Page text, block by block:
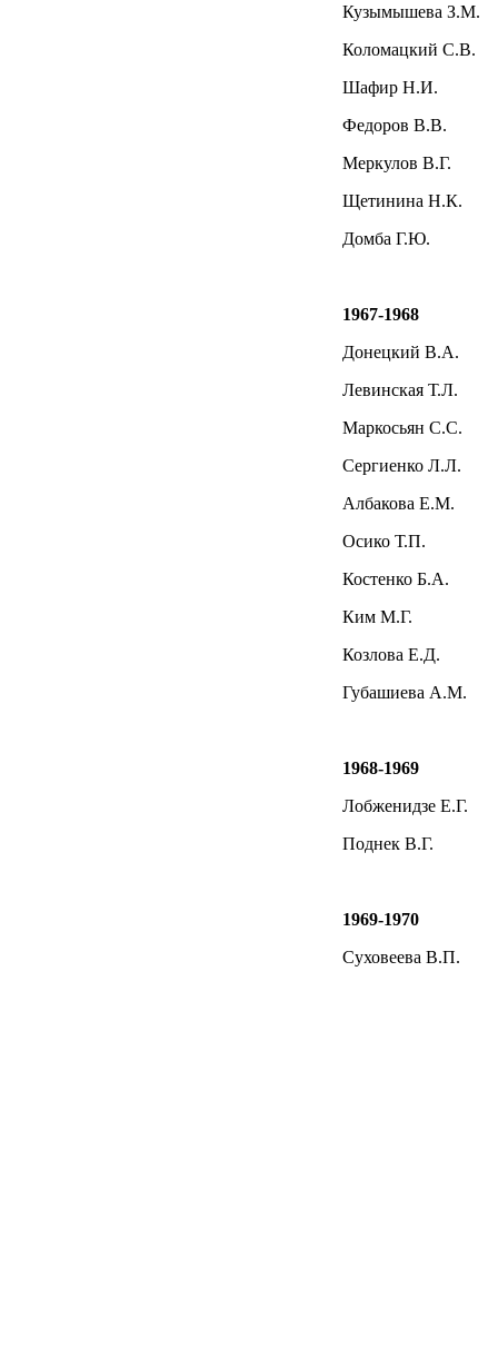
Кузымышева З.М.
Коломацкий С.В.
Шафир Н.И.
Федоров В.В.
Меркулов В.Г.
Щетинина Н.К.
Домба Г.Ю.
1967-1968
Донецкий В.А.
Левинская Т.Л.
Маркосьян С.С.
Сергиенко Л.Л.
Албакова Е.М.
Осико Т.П.
Костенко Б.А.
Ким М.Г.
Козлова Е.Д.
Губашиева А.М.
1968-1969
Лобженидзе Е.Г.
Поднек В.Г.
1969-1970
Суховеева В.П.